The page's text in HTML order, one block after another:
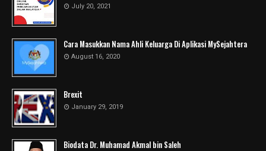
July 20, 2021
Cara Masukkan Nama Ahli Keluarga Di Aplikasi MySejahtera
August 16, 2020
Brexit
January 29, 2019
Biodata Dr. Muhamad Akmal bin Saleh